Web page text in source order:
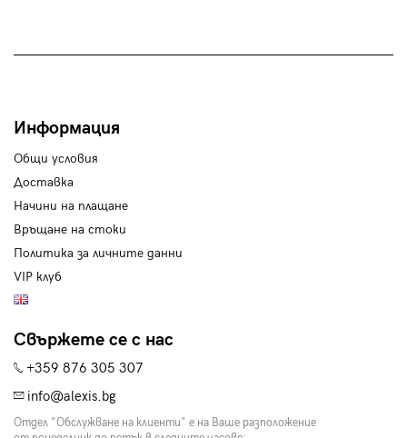
Информация
Общи условия
Доставка
Начини на плащане
Връщане на стоки
Политика за личните данни
VIP клуб
Свържете се с нас
+359 876 305 307
info@alexis.bg
Отдел "Обслужване на клиенти" е на Ваше разположение